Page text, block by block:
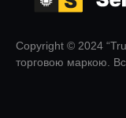
Copyright © 2024
торговою маркою.